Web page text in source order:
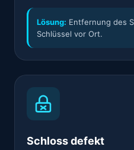
Lösung: Entfernung des
Schlüssel vor Ort.
Schloss defekt